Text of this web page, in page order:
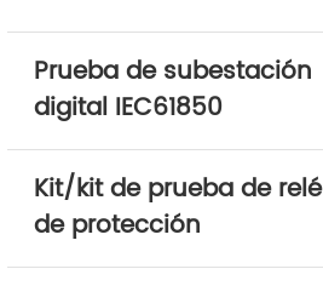
Prueba de subestación
digital IEC61850
Kit/kit de prueba de relé
de protección